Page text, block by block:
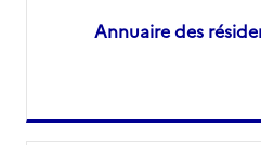
Annuaire des